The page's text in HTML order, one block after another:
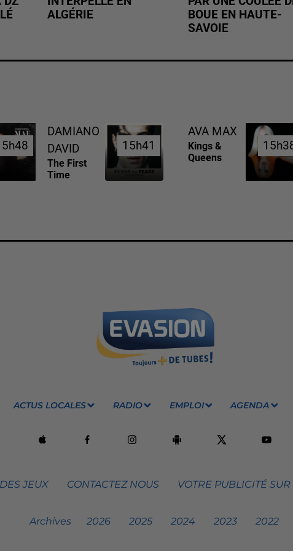
ALGÉRIE
BOUE EN HAUTE-
SAVOIE
DAMIANO
DAVID
The First
Time
15h41
15h41
AVA MAX
Kings &
Queens
ACTUS LOCALES RADIO EMPLOI AGENDA
JEUX CONTACTEZ NOUS VOTRE PUBLICITÉ
Archives 2026 2025 2024 2023 2022